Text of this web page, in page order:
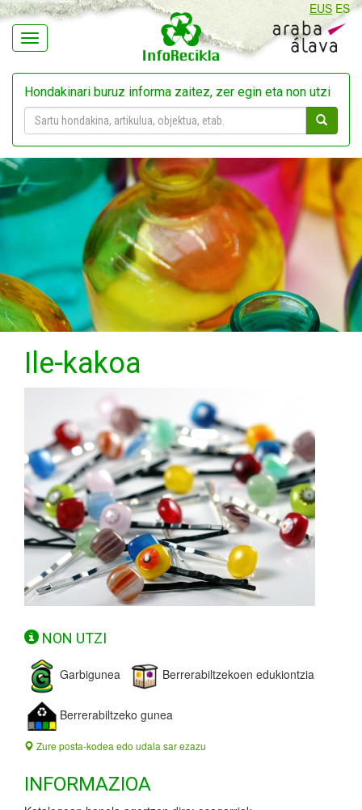
Navegación
EUS ES
Hondakinari buruz informa zaitez, zer egin eta non utzi
Ile-kakoa
NON UTZI
Garbigunea Berrerabiltzekoen edukiontzia
Berrerabiltzeko gunea
Zure posta-kodea edo udala sar ezazu
INFORMAZIOA